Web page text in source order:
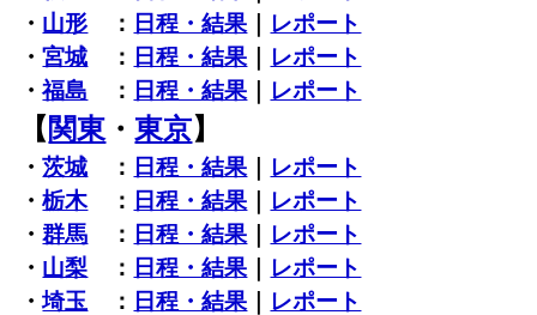
・ 山形 ： 日程・結果
レポート
・宮城 ： 日程・結果
レポート
・福島 ： 日程・結果 レポート
【 関東 ・ 東京】
・茨城 ： 日程・結果
レポート
・栃木： 日程・結果
レポート
・群馬 ： 日程・結果
レポート
・ 山梨 ： 日程・結果
レポート
・埼玉 ： 日程・結果
レポート